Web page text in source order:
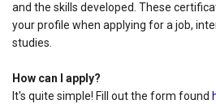
and the skills developed. These
your profile when applying for a job,
studies.
How can I apply?
It's quite simple! Fill out the form found